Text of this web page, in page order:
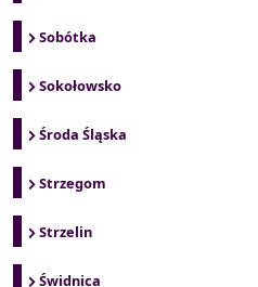
Sobótka
Sokołowsko
Środa Śląska
Strzegom
Strzelin
Świdnica